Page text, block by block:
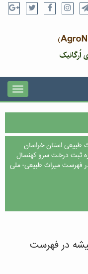
طبیعی استان خراسان
ثبت درخت سرو کهنسال
فهرست میراث طبیعی- ملی
در فهرست